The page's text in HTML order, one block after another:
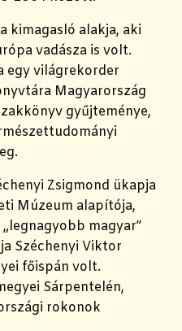
kimagasló alakja, aki
vadásza is volt.
egy világrekorder
Magyarország
gyűjteménye,
Zsigmond ükapja
Múzeum alapítója,
magyar”
Széchenyi Viktor
főispán volt.
Sárpentelén,
rokonok